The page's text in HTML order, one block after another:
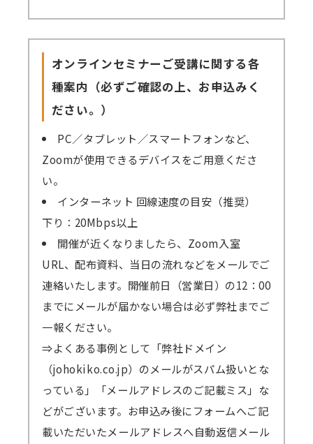
オンラインセミナーご受講に関する各
種案内（必ずご確認の上、お申込みく
ださい。）
PC／タブレット／スマートフォンなど、
Zoomが使用できるデバイスをご用意くださ
い。
インターネット 回線速度の目安（推奨）
下り：20Mbps以上
開催が近くなりましたら、Zoom入室
URL、配布資料、当日の流れなどをメールでご
連絡いたします。開催前日（営業日）の12：00
までにメールが届かない場合は必ず弊社までご
一報ください。
⇒よくある事例として「弊社ドメイン
（johokiko.co.jp）のメールがスパム扱いとな
っている」「メールアドレスのご記載ミス」な
どがございます。お申込み後にフォームへご記
載いただいたメールアドレスへ自動返信メール